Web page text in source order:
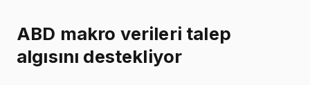
ABD makro verileri talep
algısını destekliyor